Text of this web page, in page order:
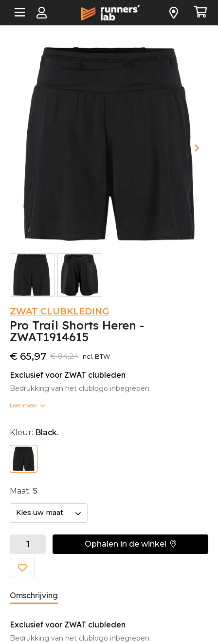
ZWAT CLUBKLEDING
Pro Trail Shorts Heren -
ZWAT1914615
€ 94,24
€ 65,97 Incl. BTW
Exclusief voor ZWAT clubleden
Bedrukking van het clublogo inbegrepen.
Bedrukte clubkleding kan niet omgeruild worden.
Lees meer
Kleur: Black.
Maat: S
Kies uw maat
Ophalen in de winkel
Omschrijving
Exclusief voor ZWAT clubleden
Bedrukking van het clublogo inbegrepen.